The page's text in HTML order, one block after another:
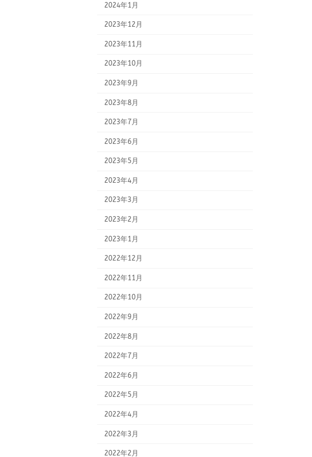
2024年1月
2023年12月
2023年11月
2023年10月
2023年9月
2023年8月
2023年7月
2023年6月
2023年5月
2023年4月
2023年3月
2023年2月
2023年1月
2022年12月
2022年11月
2022年10月
2022年9月
2022年8月
2022年7月
2022年6月
2022年5月
2022年4月
2022年3月
2022年2月